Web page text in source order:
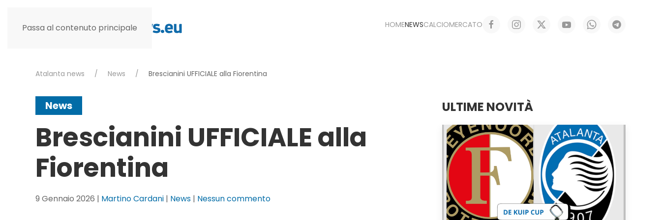
Passa al contenuto principale HOMENEWSCALCIOMERCATO
Atalanta news News Brescianini UFFICIALE alla Fiorentina
News
Brescianini UFFICIALE alla
Fiorentina
9 Gennaio 2026 | Martino Cardani | News | Nessun commentosu
ULTIME NOVITÀ